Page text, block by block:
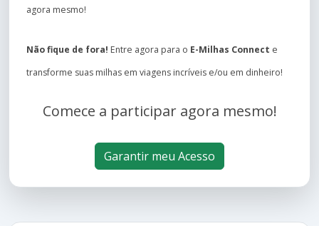
agora mesmo!
Não fique de fora! Entre agora para o E-Milhas Connect e
transforme suas milhas em viagens incríveis e/ou em dinheiro!
Comece a participar agora mesmo!
Garantir meu Acesso